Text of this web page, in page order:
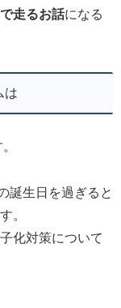
走るお話になる
は
誕生日を過ぎると
。
化対策について